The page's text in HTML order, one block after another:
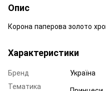
Опис
Корона паперова золото
Характеристики
Бренд
Україна
Тематика